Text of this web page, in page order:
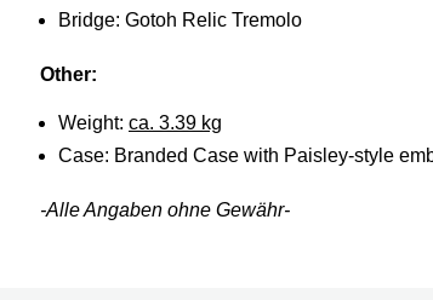
Bridge: Gotoh Relic Tremolo
Other:
Weight: ca. 3.39 kg
Case: Branded Case with Paisley-style
-Alle Angaben ohne Gewähr-